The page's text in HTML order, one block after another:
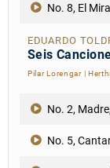
No. 8, El
EDUARDO
Seis
Pilar Lorengar|
No. 2,
No. 5,